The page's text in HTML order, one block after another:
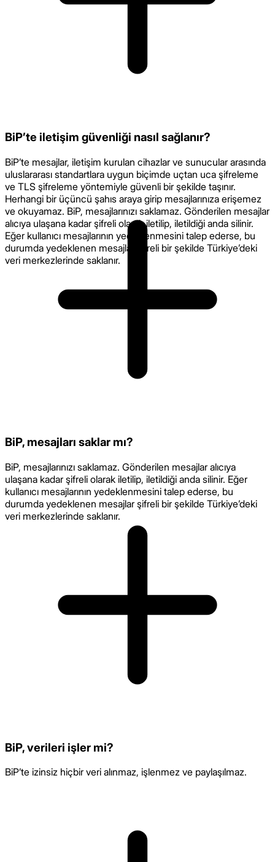
BiP’te iletişim güvenliği nasıl sağlanır?
BiP’te mesajlar, iletişim kurulan cihazlar ve sunucular arasında
uluslararası standartlara uygun biçimde uçtan uca şifreleme
ve TLS şifreleme yöntemiyle güvenli bir şekilde taşınır.
Herhangi bir üçüncü şahıs araya girip mesajlarınıza erişemez
ve okuyamaz. BiP, mesajlarınızı saklamaz. Gönderilen mesajlar
alıcıya ulaşana kadar şifreli olarak iletilip, iletildiği anda silinir.
Eğer kullanıcı mesajlarının yedeklenmesini talep ederse, bu
durumda yedeklenen mesajlar şifreli bir şekilde Türkiye’deki
veri merkezlerinde saklanır.
BiP, mesajları saklar mı?
BiP, mesajlarınızı saklamaz. Gönderilen mesajlar alıcıya
ulaşana kadar şifreli olarak iletilip, iletildiği anda silinir. Eğer
kullanıcı mesajlarının yedeklenmesini talep ederse, bu
durumda yedeklenen mesajlar şifreli bir şekilde Türkiye’deki
veri merkezlerinde saklanır.
BiP, verileri işler mi?
BiP’te izinsiz hiçbir veri alınmaz, işlenmez ve paylaşılmaz.